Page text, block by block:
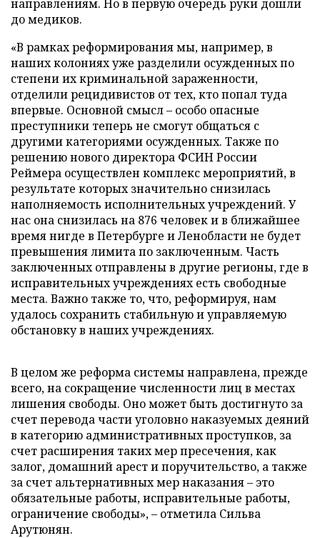
направлениям. Но в первую очередь руки дошли
до медиков.
«В рамках реформирования мы, например, в
наших колониях уже разделили осужденных по
степени их криминальной зараженности,
отделили рецидивистов от тех, кто попал туда
впервые. Основной смысл – особо опасные
преступники теперь не смогут общаться с
другими категориями осужденных. Также по
решению нового директора ФСИН России
Реймера осуществлен комплекс мероприятий, в
результате которых значительно снизилась
наполняемость исполнительных учреждений. У
нас она снизилась на 876 человек и в ближайшее
время нигде в Петербурге и Ленобласти не будет
превышения лимита по заключенным. Часть
заключенных отправлены в другие регионы, где в
исправительных учреждениях есть свободные
места. Важно также то, что, реформируя, нам
удалось сохранить стабильную и управляемую
обстановку в наших учреждениях.
В целом же реформа системы направлена, прежде
всего, на сокращение численности лиц в местах
лишения свободы. Оно может быть достигнуто за
счет перевода части уголовно наказуемых деяний
в категорию административных проступков, за
счет расширения таких мер пресечения, как
залог, домашний арест и поручительство, а также
за счет альтернативных мер наказания – это
обязательные работы, исправительные работы,
ограничение свободы», – отметила Сильва
Арутюнян.